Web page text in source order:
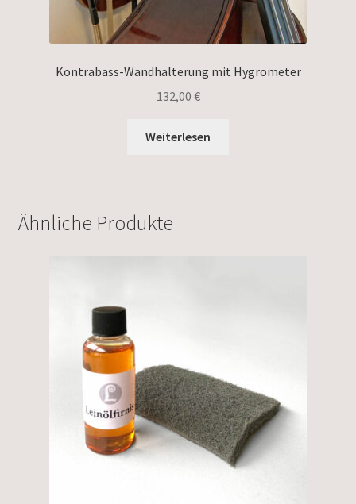
Kontrabass-Wandhalterung mit Hygrometer
132,00 €
Weiterlesen
Ähnliche Produkte